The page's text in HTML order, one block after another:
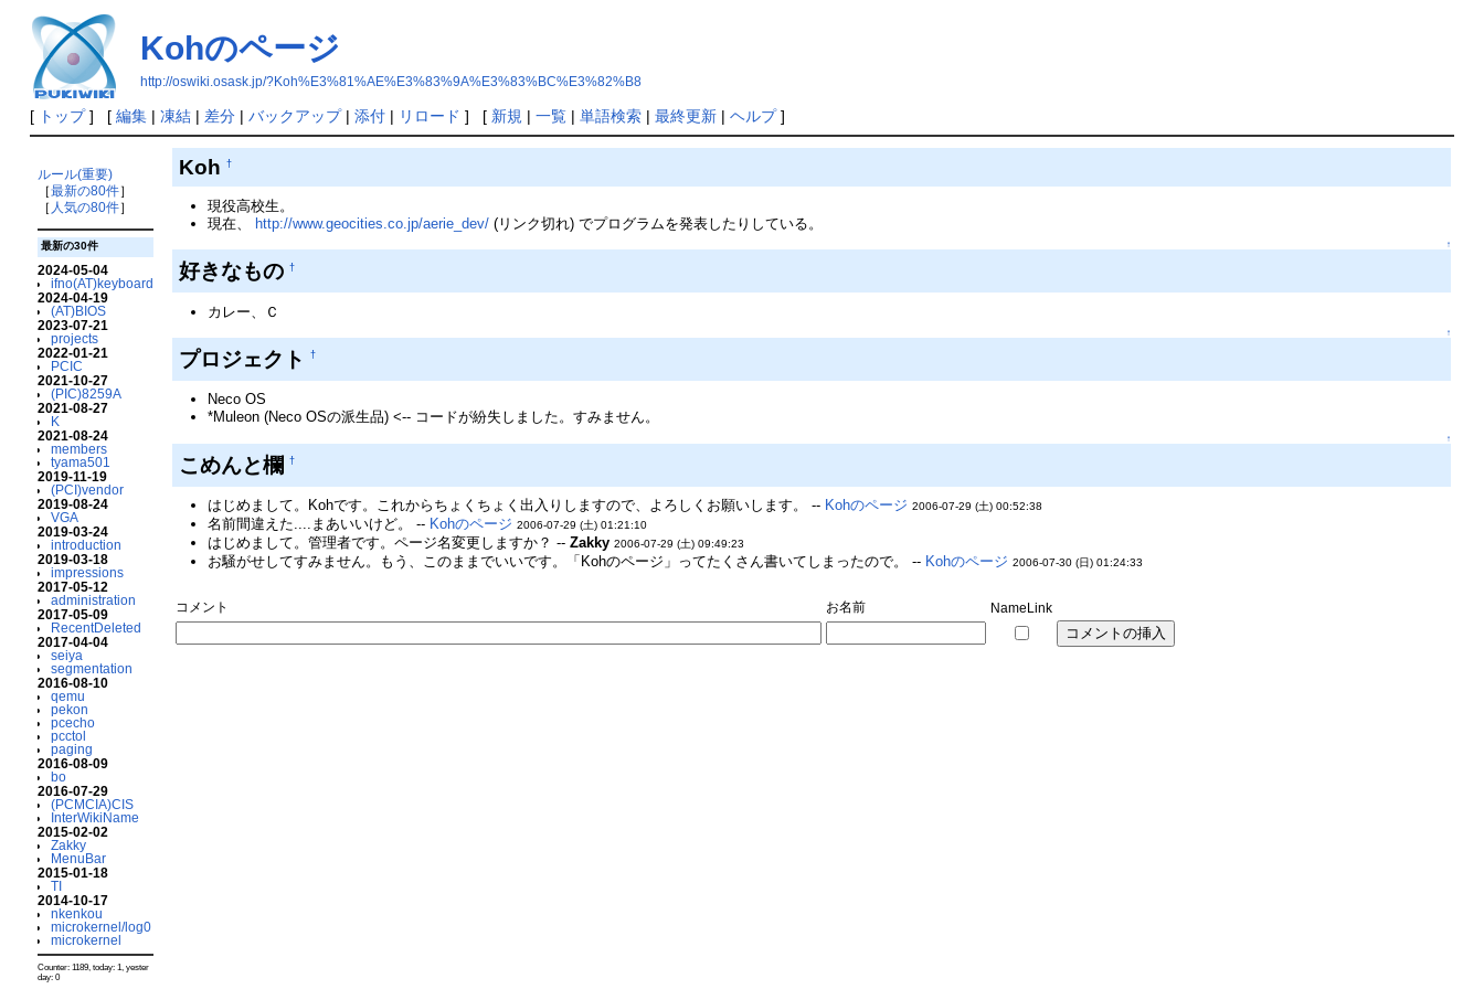
Kohのページ
http://oswiki.osask.jp/?Koh%E3%81%AE%E3%83%9A%E3%83%BC%E3%82%B8
[ トップ] [ 編集| 凍結| 差分| バックアップ| 添付| リロード ] [ 新規 | 一覧| 単語検索| 最終更新| ヘルプ]
ルール(重要)
［最新の80件］
［ 人気の80件］
最新の30件
2024-05-04
ifno(AT)keyboard
2024-04-19
(AT)BIOS
2023-07-21
projects
2022-01-21
PCIC
2021-10-27
(PIC)8259A
2021-08-27
K
2021-08-24
members
tyama501
2019-11-19
(PCI)vendor
2019-08-24
VGA
2019-03-24
introduction
2019-03-18
impressions
2017-05-12
administration
2017-05-09
RecentDeleted
2017-04-04
seiya
segmentation
2016-08-10
qemu
pekon
pcecho
pcctol
paging
2016-08-09
bo
2016-07-29
(PCMCIA)CIS
InterWikiName
2015-02-02
Zakky
MenuBar
2015-01-18
TI
2014-10-17
nkenkou
microkernel/log0
microkernel
Counter: 1189, today: 1, yester
day: 0
Koh†
現役高校生。
現在、
http://www.geocities.co.jp/aerie_dev/ (リンク切れ) でプログラムを発表したりしている。
↑
好きなもの†
カレー、Ｃ
↑
プロジェクト†
Neco OS
*Muleon (Neco OSの派生品) <-- コードが紛失しました。すみません。
↑
こめんと欄†
はじめまして。Kohです。これからちょくちょく出入りしますので、よろしくお願いします。 -- Kohのページ 2006-07-29 (土) 00:52:38
名前間違えた....まあいいけど。 -- Kohのページ 2006-07-29 (土) 01:21:10
はじめまして。管理者です。ページ名変更しますか？ --Zakky 2006-07-29 (土) 09:49:23
お騒がせしてすみません。もう、このままでいいです。「Kohのページ」ってたくさん書いてしまったので。 -- Kohのページ 2006-07-30 (日) 01:24:33
コメント お名前 NameLink